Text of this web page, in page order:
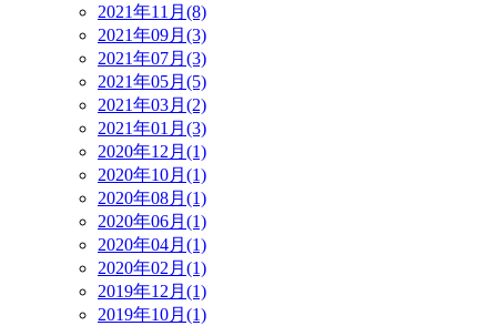
2021年11月(8)
2021年09月(3)
2021年07月(3)
2021年05月(5)
2021年03月(2)
2021年01月(3)
2020年12月(1)
2020年10月(1)
2020年08月(1)
2020年06月(1)
2020年04月(1)
2020年02月(1)
2019年12月(1)
2019年10月(1)